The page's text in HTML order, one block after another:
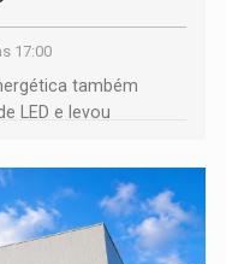
17:00
também
LED e levou